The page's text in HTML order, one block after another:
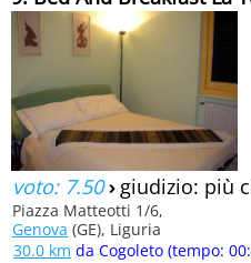
voto: 7.50› giudizio: più
Piazza Matteotti 1/6,
Genova (GE), Liguria
30.0 km da Cogoleto (tempo: